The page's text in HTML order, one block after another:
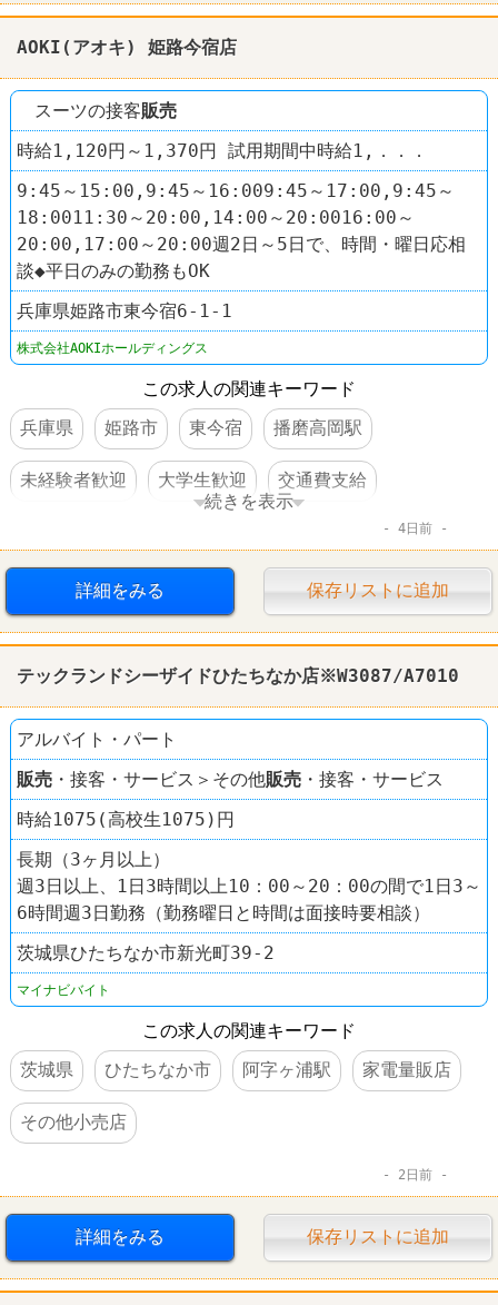
AOKI(アオキ) 姫路今宿店
スーツの接客販売
時給1,120円～1,370円 試用期間中時給1,．．．
9:45～15:00,9:45～16:009:45～17:00,9:45～
18:0011:30～20:00,14:00～20:0016:00～
20:00,17:00～20:00週2日～5日で、時間・曜日応相
談◆平日のみの勤務もOK
兵庫県姫路市東今宿6-1-1
株式会社AOKIホールディングス
この求人の関連キーワード
兵庫県
姫路市 東今宿 播磨高岡駅
未経験者歓迎 大学生歓迎 交通費支給
賞与あり ファッション・コスメ AOKI
続きを表示
4日前
詳細をみる 保存リストに追加
テックランドシーザイドひたちなか店※W3087/A7010
アルバイト・パート
販売 ・接客・サービス＞その他販売 ・接客・サービス
時給1075(高校生1075)円
長期（3ヶ月以上）
週3日以上、1日3時間以上10：00～20：00の間で1日3～
6時間週3日勤務（勤務曜日と時間は面接時要相談）
茨城県ひたちなか市新光町39-2
マイナビバイト
この求人の関連キーワード
茨城県
ひたちなか市 阿字ヶ浦駅 家電量販店
その他小売店
2日前
詳細をみる 保存リストに追加